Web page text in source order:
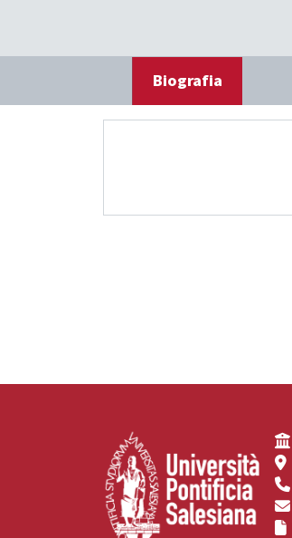
Biografia